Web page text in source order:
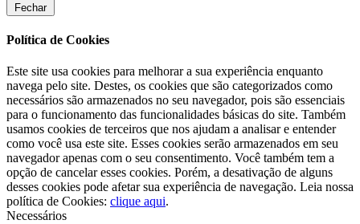
Fechar
Política de Cookies
Este site usa cookies para melhorar a sua experiência enquanto
navega pelo site. Destes, os cookies que são categorizados como
necessários são armazenados no seu navegador, pois são essenciais
para o funcionamento das funcionalidades básicas do site. Também
usamos cookies de terceiros que nos ajudam a analisar e entender
como você usa este site. Esses cookies serão armazenados em seu
navegador apenas com o seu consentimento. Você também tem a
opção de cancelar esses cookies. Porém, a desativação de alguns
desses cookies pode afetar sua experiência de navegação. Leia nossa
política de Cookies: clique aqui.
Necessários